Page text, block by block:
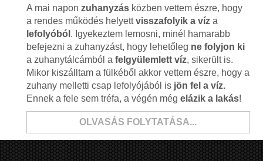
A mai napon zuhanyzásközben vettem észre, hogy
a rendes működés helyettvisszafolyik a víza
lefolyóból . Igyekeztem lemosni, minél hamarabb
befejezni a zuhanyzást, hogy lehetőleg ne folyjon ki
a zuhanytálcámból a felgyülemlett víz, sikerült is.
Mikor kiszálltam a fülkéből akkor vettem észre, hogy a
zuhany melletti csap lefolyójából is jön fel a víz.
Ennek a fele sem tréfa, a végén még elázik a lakás!
OLVASÁS FOLYTATÁSA...